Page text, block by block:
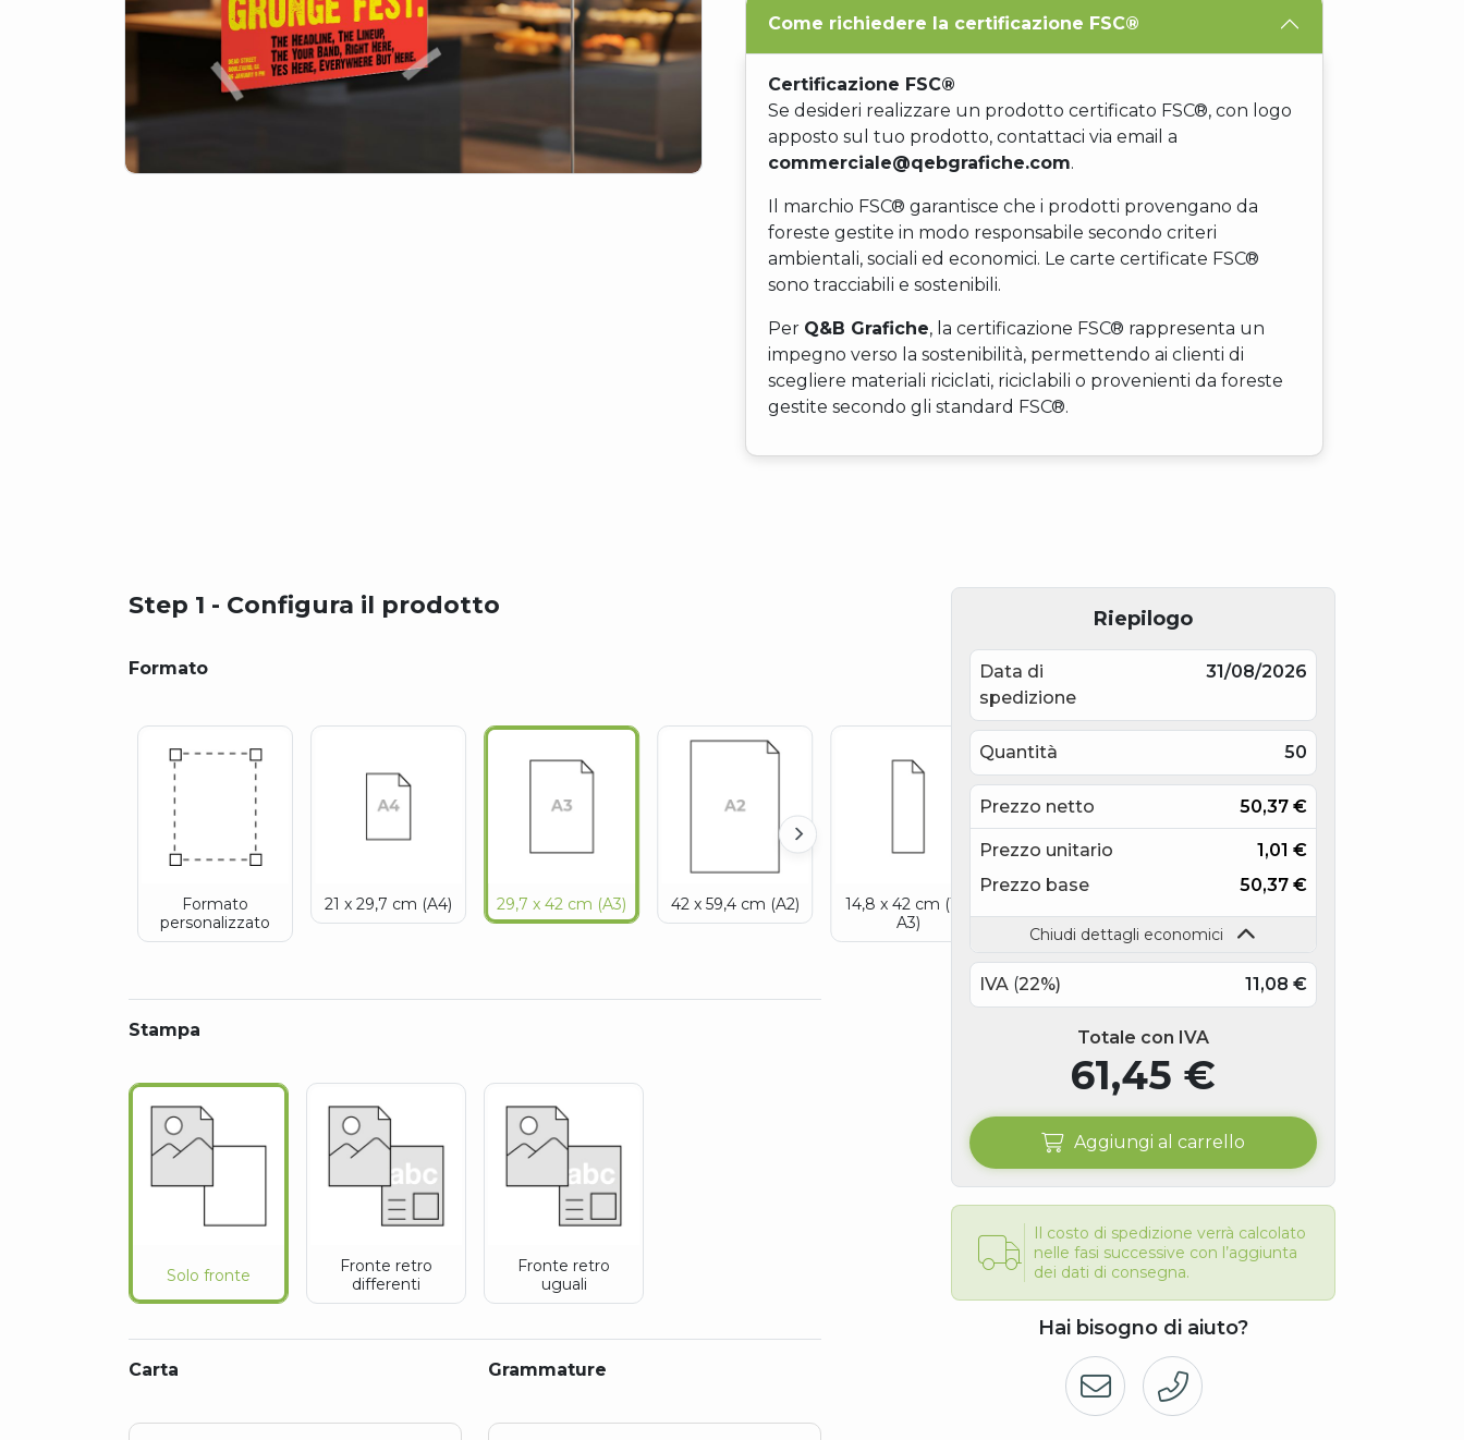
Come richiedere la certificazione FSC®
Certificazione FSC®
Se desideri realizzare un prodotto certificato FSC®, con logo
apposto sul tuo prodotto, contattaci via email a
commerciale@qebgrafiche.com.
Il marchio FSC® garantisce che i prodotti provengano da
foreste gestite in modo responsabile secondo criteri
ambientali, sociali ed economici. Le carte certificate FSC®
sono tracciabili e sostenibili.
Per Q&B Grafiche, la certificazione FSC® rappresenta un
impegno verso la sostenibilità, permettendo ai clienti di
scegliere materiali riciclati, riciclabili o provenienti da foreste
gestite secondo gli standard FSC®.
Step 1 - Configura il prodotto
Formato
Formato
personalizzato
21 x 29,7 cm (A4) 29,7 x 42 cm (A3) 42 x 59,4 cm (A2)
14,8 x 42 cm (1/2
A3)
A2)
Stampa
Solo fronte
Fronte retro
differenti
Fronte retro
uguali
Carta Grammature
Riepilogo
Data di
spedizione
31/08/2026
Quantità 50
Prezzo netto 50,37 €
Prezzo unitario 1,01 €
Prezzo base
50,37 €
Chiudi dettagli economici
IVA (22%) 11,08 €
Totale con IVA
61,45 €
Aggiungi al carrello
Il costo di spedizione verrà calcolato
nelle fasi successive con l’aggiunta
dei dati di consegna.
Hai bisogno di aiuto?